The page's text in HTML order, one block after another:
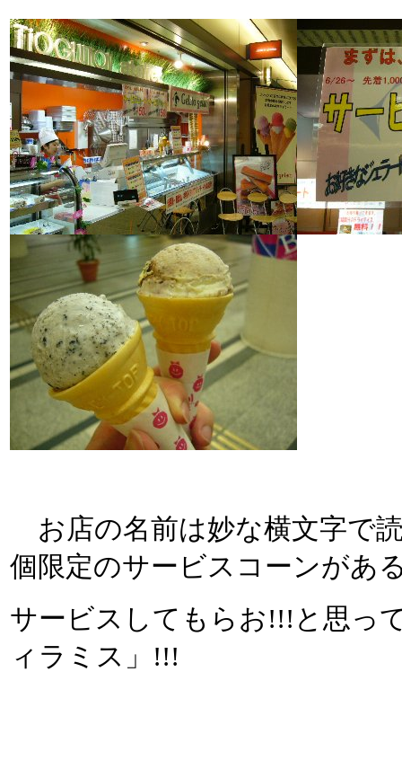
お店の名前は妙な横文字で
個限定のサービスコーンが
サービスしてもらお!!!と思っ
ィラミス」!!!